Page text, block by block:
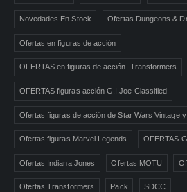
Novedades En Stock Ofertas Dungeons &
Ofertas en figuras de acción
OFERTAS en figuras de acción. Transformers
OFERTAS figuras acción G.I.Joe Classified
Ofertas figuras de acción de Star Wars Vintage
Ofertas figuras Marvel Legends OFERTAS
Ofertas Indiana Jones Ofertas MOTU
Ofertas Transformers Pack SDCC